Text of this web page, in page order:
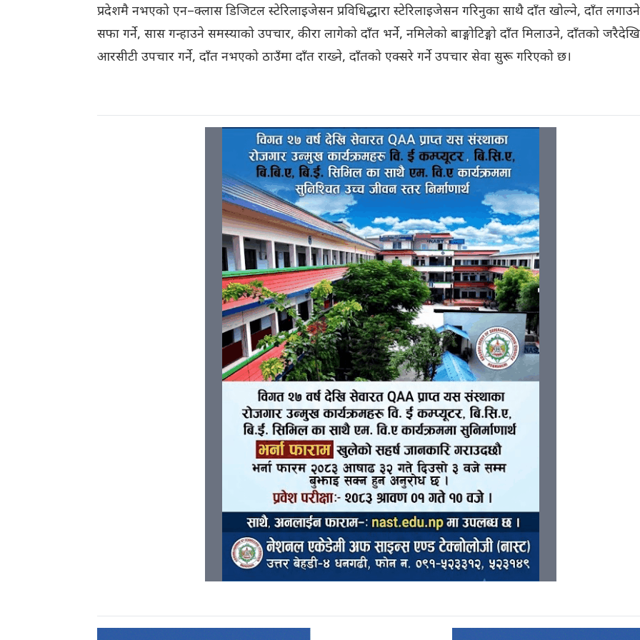
प्रदेशमै नभएको एन–क्लास डिजिटल स्टेरिलाइजेसन प्रविधिद्धारा स्टेरिलाइजेसन गरिनुका साथै दाँत खोल्ने, दाँत
सफा गर्ने, सास गन्हाउने समस्याको उपचार, कीरा लागेको दाँत भर्ने, नमिलेको बाङ्गोटिङ्गो दाँत मिलाउने, दाँतको जरैदेखि
आरसीटी उपचार गर्ने, दाँत नभएको ठाउँमा दाँत राख्ने, दाँतको एक्सरे गर्ने उपचार सेवा सुरू गरिएको छ।